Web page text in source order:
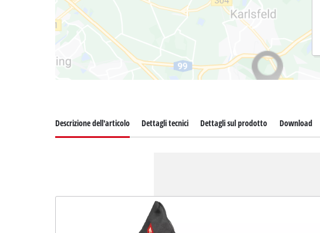
Descrizione dell'articolo Dettagli tecnici Dettagli sul prodotto Download